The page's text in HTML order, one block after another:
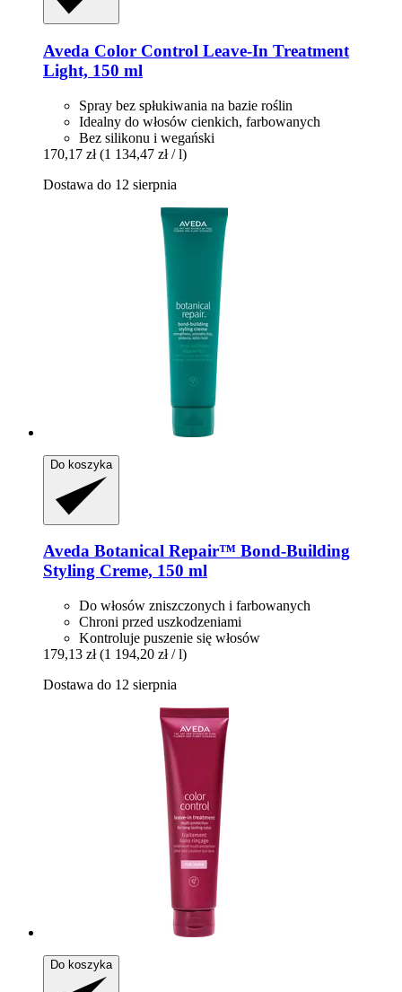
Aveda Color Control Leave-​In Treatment
Light, 150 ml
Spray bez spłukiwania na bazie roślin
Idealny do włosów cienkich, farbowanych
Bez silikonu i wegański
170,17 zł (1 134,47 zł / l)
Dostawa do 12 sierpnia
Do koszyka
Aveda Botanical Repair™ Bond-​Building
Styling Creme, 150 ml
Do włosów zniszczonych i farbowanych
Chroni przed uszkodzeniami
Kontroluje puszenie się włosów
179,13 zł (1 194,20 zł / l)
Dostawa do 12 sierpnia
Do koszyka